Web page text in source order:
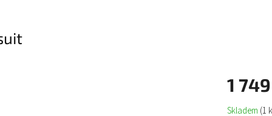
1
Měrná
Skladem (1